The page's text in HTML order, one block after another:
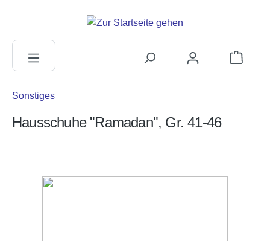
Sonstiges
Hausschuhe "Ramadan", Gr. 41-46
Bildergalerie überspringen